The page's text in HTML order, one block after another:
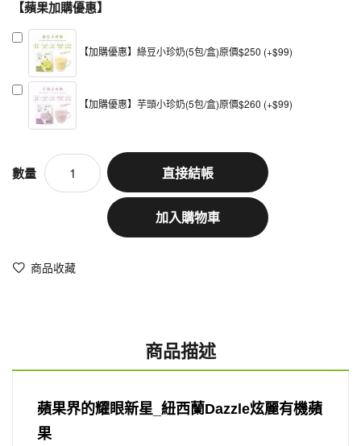
【蘋果加購優惠】
【加購優惠】綠豆小珍奶(5包/盒)原價$250 (+$99)
【加購優惠】芋頭小珍奶(5包/盒)原價$260 (+$99)
數量 直接結帳
加入購物車
商品收藏
商品描述
蘋果界的耀眼新星_紐西蘭Dazzle炫麗有機蘋
果